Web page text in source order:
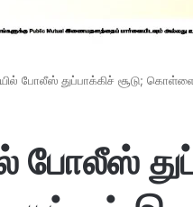
போலீஸ் துப்பாக்கிச் சூடு;
போலீஸ்